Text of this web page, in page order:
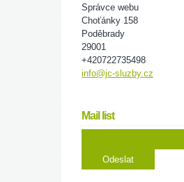
Správce webu
Choťánky 158
Poděbrady
29001
+420722735498
info@jc-sluzby.cz
Mail list